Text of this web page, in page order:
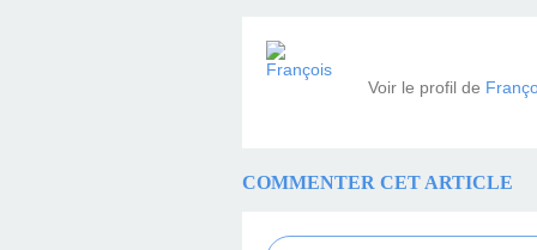
Voir le profil de
COMMENTER CET ARTICLE